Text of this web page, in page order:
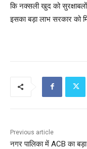
कि नक्सली खुद को
इसका बड़ा लाभ सरकार को
Previous article
नगर पालिका में ACB का